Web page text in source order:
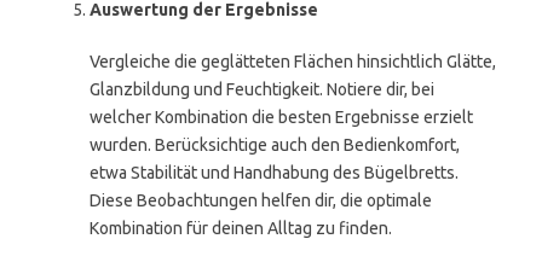
Auswertung der Ergebnisse
Vergleiche die geglätteten Flächen hinsichtlich Glätte,
Glanzbildung und Feuchtigkeit. Notiere dir, bei
welcher Kombination die besten Ergebnisse erzielt
wurden. Berücksichtige auch den Bedienkomfort,
etwa Stabilität und Handhabung des Bügelbretts.
Diese Beobachtungen helfen dir, die optimale
Kombination für deinen Alltag zu finden.